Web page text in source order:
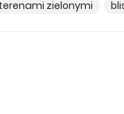
zielonymi